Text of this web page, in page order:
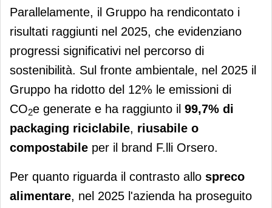
Parallelamente, il Gruppo ha rendicontato i
risultati raggiunti nel 2025, che evidenziano
progressi significativi nel percorso di
sostenibilità. Sul fronte ambientale, nel 2025 il
Gruppo ha ridotto del 12% le emissioni di
CO2e generate e ha raggiunto il 99,7% di
packaging riciclabile, riusabile o
compostabile per il brand F.lli Orsero.
Per quanto riguarda il contrasto allo spreco
alimentare, nel 2025 l'azienda ha proseguito